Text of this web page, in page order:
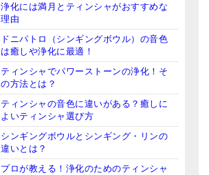
浄化には満月とティンシャがおすすめな
理由
ドニパトロ（シンギングボウル）の音色
は癒しや浄化に最適！
ティンシャでパワーストーンの浄化！そ
の方法とは？
ティンシャの音色に違いがある？癒しに
よいティンシャ選び方
シンギングボウルとシンギング・リンの
違いとは？
プロが教える！浄化のためのティンシャ